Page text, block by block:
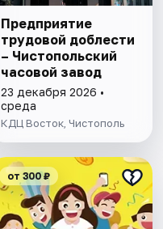
Предприятие
трудовой доблести
– Чистопольский
часовой завод
23 декабря 2026 •
среда
КДЦ Восток, Чистополь
от 300 ₽